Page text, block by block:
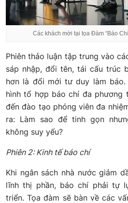
Các khách mời tại tọa Đàm “Báo
Phiên thảo luận tập trung vào
sáp nhập, đổi tên, tái cấu trúc
hơn là đổi mới tư duy làm
hình tổ hợp báo chí đa phương
đến đào tạo phóng viên đa
ra: Làm sao để tinh gọn
không suy yếu?
Phiên 2: Kinh tế báo chí
Khi ngân sách nhà nước giảm
lĩnh thị phần, báo chí phải tự
triển. Tọa đàm sẽ bàn về các